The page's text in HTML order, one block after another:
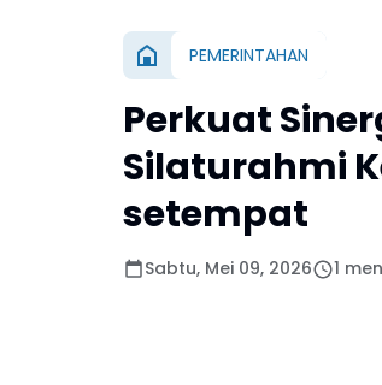
PEMERINTAHAN
Perkuat
Silaturahmi
setempat
Sabtu, Mei 09, 2026 1